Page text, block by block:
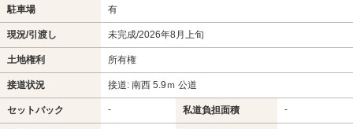
駐車場 有
現況/引渡し 未完成/2026年8月上旬
土地権利 所有権
接道状況 接道: 南西 5.9ｍ 公道
セットバック - 私道負担面積 -